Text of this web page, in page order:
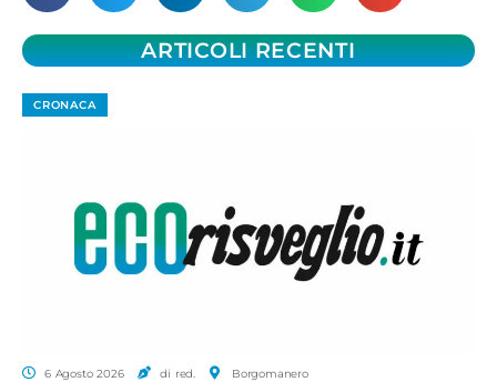
ARTICOLI RECENTI
CRONACA
6 Agosto 2026 di red. Borgomanero